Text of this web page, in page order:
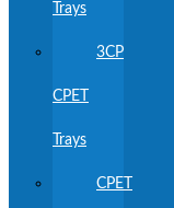
Trays
3CP
CPET
Trays
CPET